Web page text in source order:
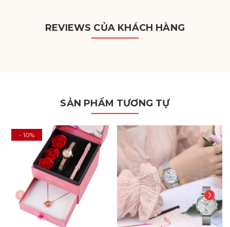
REVIEWS CỦA KHÁCH HÀNG
SẢN PHẨM TƯƠNG TỰ
- 10%